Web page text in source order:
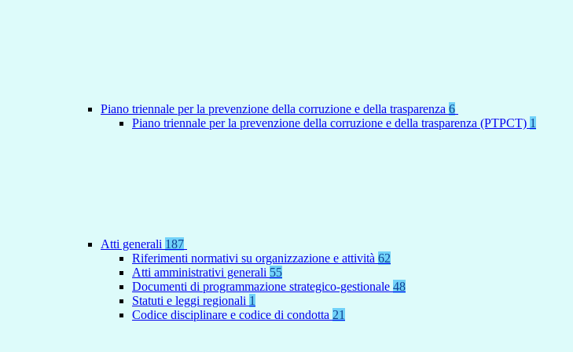
Piano triennale per la prevenzione della corruzione e della trasparenza 6
Piano triennale per la prevenzione della corruzione e della trasparenza (PTPCT) 1
Atti generali 187
Riferimenti normativi su organizzazione e attività 62
Atti amministrativi generali 55
Documenti di programmazione strategico-gestionale 48
Statuti e leggi regionali 1
Codice disciplinare e codice di condotta 21